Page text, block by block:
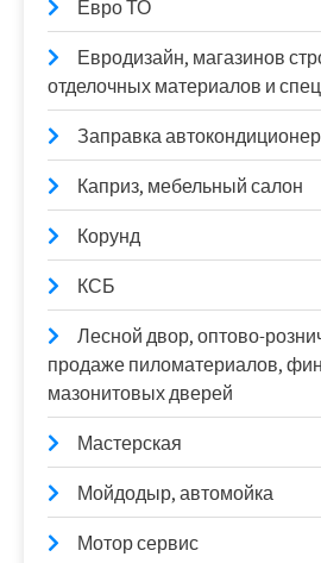
Евро ТО
Евродизайн, магазинов
отделочных материалов и
Заправка
Каприз, мебельный салон
Корунд
КСБ
Лесной двор, оптово-
продаже пиломатериалов,
мазонитовых дверей
Мастерская
Мойдодыр, автомойка
Мотор сервис